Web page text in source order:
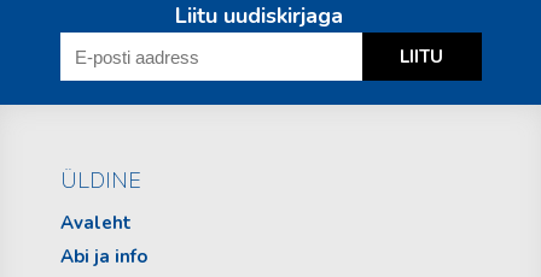
Liitu uudiskirjaga
ÜLDINE
Avaleht
Abi ja info